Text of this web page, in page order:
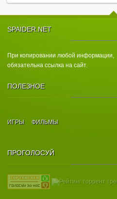
SPAIDER.NET
При копировании любой информации,
обязательна ссылка на сайт.
ПОЛЕЗНОЕ
ИГРЫ ФИЛЬМЫ
ПРОГОЛОСУЙ